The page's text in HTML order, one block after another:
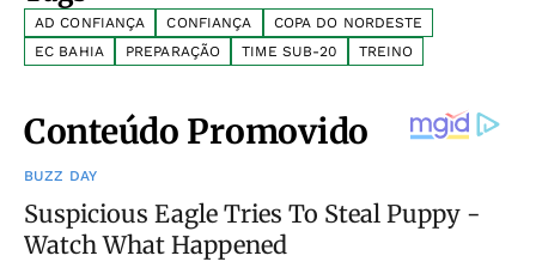
AD CONFIANÇA CONFIANÇA
COPA DO NORDESTE
EC BAHIA
PREPARAÇÃO TIME SUB-20 TREINO